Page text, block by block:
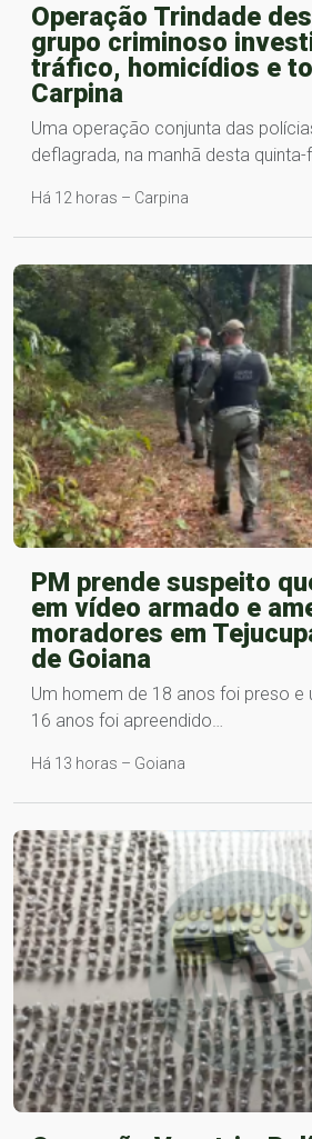
Operação Trindade
grupo criminoso
tráfico, homicídios e
Carpina
Uma operação conjunta das
deflagrada, na manhã desta quinta-
Há 12 horas – Carpina
PM prende suspeito
em vídeo armado e
moradores em
de Goiana
Um homem de 18 anos foi preso e
16 anos foi apreendido…
Há 13 horas – Goiana